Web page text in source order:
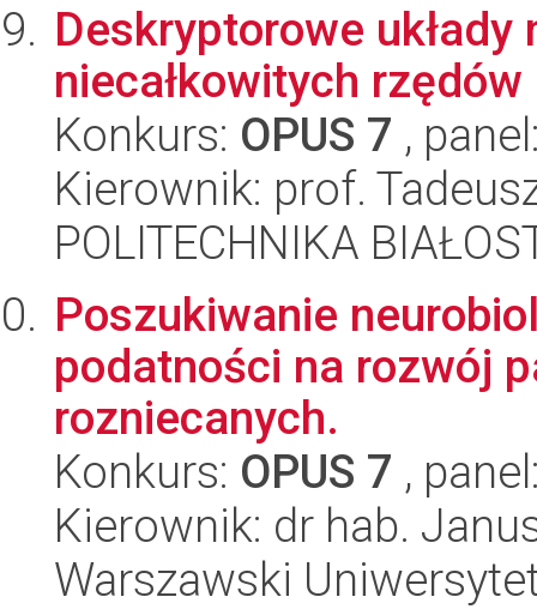
Deskryptorowe
niecałkowitych rzędów
Konkurs: OPUS 7 ,
Kierownik: prof.
POLITECHNIKA
Poszukiwanie
podatności na rozwój
rozniecanych.
Konkurs: OPUS 7 ,
Kierownik: dr hab.
Warszawski